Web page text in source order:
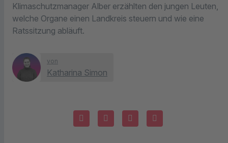
Klimaschutzmanager Alber erzählten den jungen Leuten,
welche Organe einen Landkreis steuern und wie eine
Ratssitzung abläuft.
von
Katharina Simon